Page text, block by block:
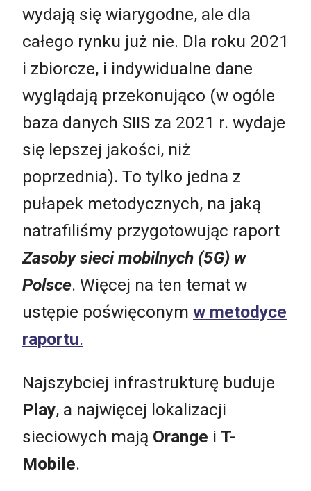
wydają się wiarygodne, ale dla
całego rynku już nie. Dla roku 2021
i zbiorcze, i indywidualne dane
wyglądają przekonująco (w ogóle
baza danych SIIS za 2021 r. wydaje
się lepszej jakości, niż
poprzednia). To tylko jedna z
pułapek metodycznych, na jaką
natrafiliśmy przygotowując raport
Zasoby sieci mobilnych (5G) w
Polsce. Więcej na ten temat w
ustępie poświęconym w metodyce
raportu.
Najszybciej infrastrukturę buduje
Play, a najwięcej lokalizacji
sieciowych mają Orange i T-
Mobile.